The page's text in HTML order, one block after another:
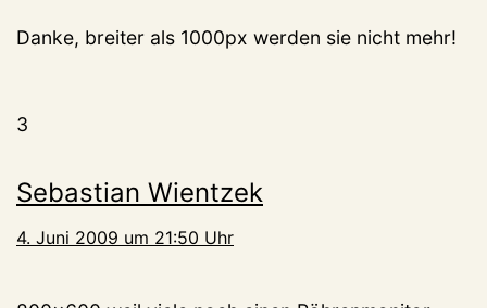
Danke, breiter als 1000px werden sie nicht mehr!
3
Sebastian Wientzek
4. Juni 2009 um 21:50 Uhr